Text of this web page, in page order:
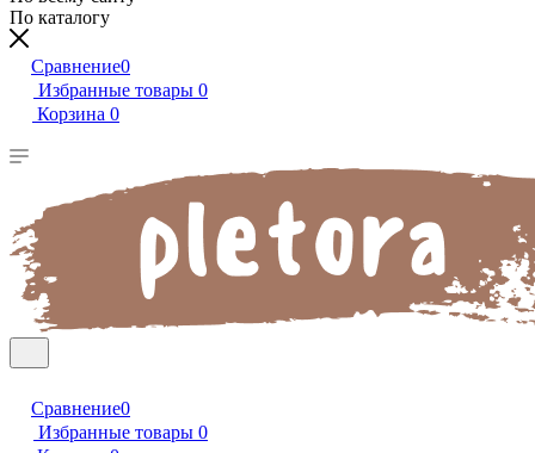
По каталогу
Сравнение0
Избранные товары 0
Корзина 0
Сравнение0
Избранные товары 0